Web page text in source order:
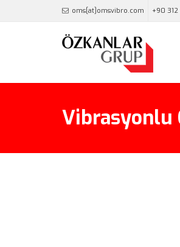
oms[at]omsvibro.com +90
Vibrasyonlu